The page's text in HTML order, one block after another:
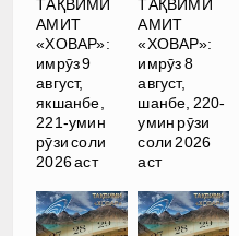
ТАҚВИМИ
АМИТ
«ХОВАР»:
имрӯз 9
август,
якшанбе,
221-умин
рӯзи соли
2026 аст
ТАҚВИМИ
АМИТ
«ХОВАР»:
имрӯз 8
август,
шанбе, 220-
умин рӯзи
соли 2026
аст